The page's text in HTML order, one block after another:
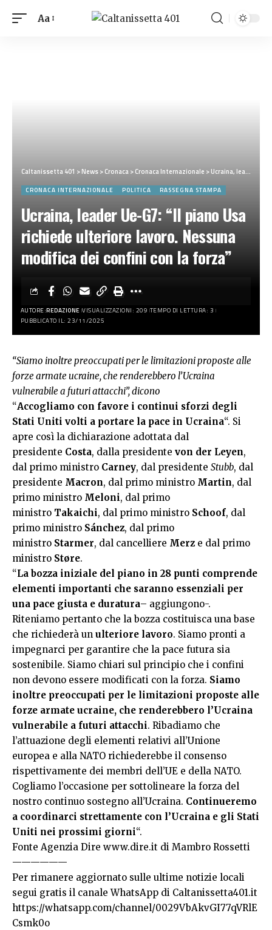
Aa
Caltanissetta 401 >News>Cronaca>Cronaca Internazionale >Ucraina, leader Ue-G7: “Il piano Usa richiede ulteriore lavoro. Nessuna modifica dei confini con la forza”
CRONACA INTERNAZIONALE POLITICA RASSEGNA STAMPA
Ucraina, leader Ue-G7: “Il piano Usa
richiede ulteriore lavoro. Nessuna
modifica dei confini con la forza”
AUTORE:REDAZIONE VISUALIZZAZIONI: 209 TEMPO DI LETTURA: 3
PUBBLICATO IL: 23/11/2025
“Siamo inoltre preoccupati per le limitazioni proposte alle
forze armate ucraine, che renderebbero l’Ucraina
vulnerabile a futuri attacchi”, dicono
“Accogliamo con favore i continui sforzi degli
Stati Uniti volti a portare la pace in Ucraina“. Si
apre così la dichiarazione adottata dal
presidente Costa, dalla presidente von der Leyen,
dal primo ministro Carney, dal presidente Stubb, dal
presidente Macron, dal primo ministro Martin, dal
primo ministro Meloni, dal primo
ministro Takaichi, dal primo ministro Schoof, dal
primo ministro Sánchez, dal primo
ministro Starmer, dal cancelliere Merz e dal primo
ministro Støre.
“La bozza iniziale del piano in 28 punti comprende
elementi importanti che saranno essenziali per
una pace giusta e duratura– aggiungono-.
Riteniamo pertanto che la bozza costituisca una base
che richiederà un ulteriore lavoro. Siamo pronti a
impegnarci per garantire che la pace futura sia
sostenibile. Siamo chiari sul principio che i confini
non devono essere modificati con la forza. Siamo
inoltre preoccupati per le limitazioni proposte alle
forze armate ucraine, che renderebbero l’Ucraina
vulnerabile a futuri attacchi. Ribadiamo che
l’attuazione degli elementi relativi all’Unione
europea e alla NATO richiederebbe il consenso
rispettivamente dei membri dell’UE e della NATO.
Cogliamo l’occasione per sottolineare la forza del
nostro continuo sostegno all’Ucraina. Continueremo
a coordinarci strettamente con l’Ucraina e gli Stati
Uniti nei prossimi giorni“.
Fonte Agenzia Dire www.dire.it di Mambro Rossetti
——————
Per rimanere aggiornato sulle ultime notizie locali
segui gratis il canale WhatsApp di Caltanissetta401.it
https://whatsapp.com/channel/0029VbAkvGI77qVRlE
Csmk0o